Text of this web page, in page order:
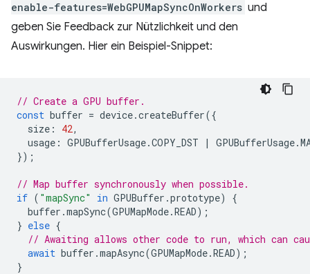
enable-features=WebGPUMapSyncOnWorkers und
geben Sie Feedback zur Nützlichkeit und den
Auswirkungen. Hier ein Beispiel-Snippet:
// Create a GPU buffer.
const buffer = device.createBuffer({
size : 42,
usage : GPUBufferUsage.COPY_DST | GPUBufferUsage.
});
// Map buffer synchronously when possible.
if ( "mapSync" in GPUBuffer .prototype)
{
buffer .mapSync(GPUMapMode.READ);
} else {
// Awaiting allows other code to run, which can
await buffer .mapAsync(GPUMapMode.READ);
}